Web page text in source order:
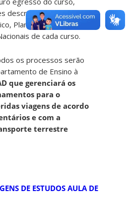
descritas nos formulários
Plano de Ensino e
de cada curso.
os processos serão
de Ensino à
que gerenciará os
para o
viagens de acordo
e com a
terrestre
DE ESTUDOS AULA DE